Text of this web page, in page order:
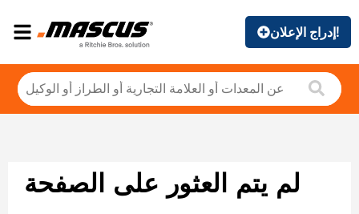
إدراج الإعلان!
لم يتم العثور على الصفحة